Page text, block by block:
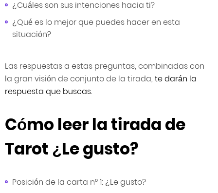
¿Cuáles son sus intenciones hacia ti?
¿Qué es lo mejor que puedes hacer en esta
situación?
Las respuestas a estas preguntas, combinadas con
la gran visión de conjunto de la tirada, te darán la
respuesta que buscas.
Cómo leer la tirada de
Tarot ¿Le gusto?
Posición de la carta nº 1: ¿Le gusto?